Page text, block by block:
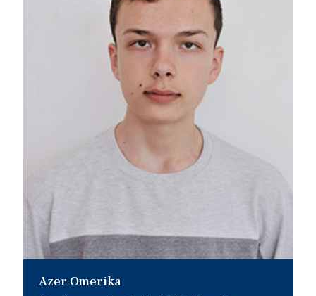
Azer Omerika